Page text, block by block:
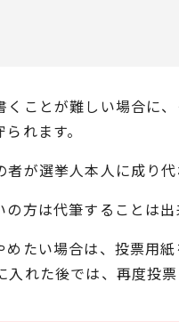
ことが難しい場合に
れます。
が選挙人本人に成り
方は代筆することは出
たい場合は、投票用
れた後では、再度投票